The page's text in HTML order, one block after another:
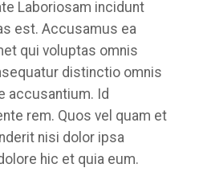
Laboriosam incidunt
est. Accusamus ea
qui voluptas omnis
distinctio omnis
accusantium. Id
rem. Quos vel quam et
nisi dolor ipsa
hic et quia eum.